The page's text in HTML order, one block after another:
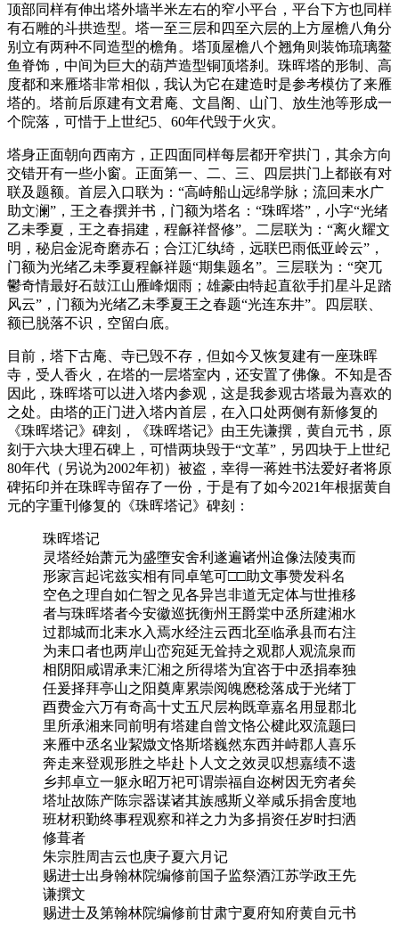
顶部同样有伸出塔外墙半米左右的窄小平台，平台下方也同样
有石雕的斗拱造型。塔一至三层和四至六层的上方屋檐八角分
别立有两种不同造型的檐角。塔顶屋檐八个翘角则装饰琉璃鳌
鱼脊饰，中间为巨大的葫芦造型铜顶塔刹。珠晖塔的形制、高
度都和来雁塔非常相似，我认为它在建造时是参考模仿了来雁
塔的。塔前后原建有文君庵、文昌阁、山门、放生池等形成一
个院落，可惜于上世纪5、60年代毁于火灾。
塔身正面朝向西南方，正四面同样每层都开窄拱门，其余方向
交错开有一些小窗。正面第一、二、三、四层拱门上都嵌有对
联及题额。首层入口联为：“高峙船山远绵学脉；流回耒水广
助文澜”，王之春撰并书，门额为塔名：“珠晖塔”，小字“光绪
乙未季夏，王之春捐建，程龢祥督修”。二层联为：“离火耀文
明，秘启金泥奇磨赤石；合江汇纨绮，远联巴雨低亚岭云”，
门额为光绪乙未季夏程龢祥题“期集题名”。三层联为：“突兀
鬱奇情最好石鼓江山雁峰烟雨；雄豪由特起直欲手扪星斗足踏
风云”，门额为光绪乙未季夏王之春题“光连东井”。四层联、
额已脱落不识，空留白底。
目前，塔下古庵、寺已毁不存，但如今又恢复建有一座珠晖
寺，受人香火，在塔的一层塔室内，还安置了佛像。不知是否
因此，珠晖塔可以进入塔内参观，这是我参观古塔最为喜欢的
之处。由塔的正门进入塔内首层，在入口处两侧有新修复的
《珠晖塔记》碑刻，《珠晖塔记》由王先谦撰，黄自元书，原
刻于六块大理石碑上，可惜两块毁于“文革”，另四块于上世纪
80年代（另说为2002年初）被盗，幸得一蒋姓书法爱好者将原
碑拓印并在珠晖寺留存了一份，于是有了如今2021年根据黄自
元的字重刊修复的《珠晖塔记》碑刻：
珠晖塔记
灵塔经始萧元为盛墮安舍利遂遍诸州迨像法陵夷而
形家言起诧兹实相有同卓笔可□□助文事赞发科名
空色之理自如仁智之见各异岂非道无定体与世推移
者与珠晖塔者今安徽巡抚衡州王爵棠中丞所建湘水
过郡城而北耒水入焉水经注云西北至临承县而右注
为耒口者也两岸山峦宛延无耸持之观郡人观流泉而
相阴阳咸谓承耒汇湘之所得塔为宜咨于中丞捐奉独
任爰择拜亭山之阳奠庳累崇阅魄㦄稔落成于光绪丁
酉费金六万有奇高十丈五尺层构既章嘉名用显郡北
里所承湘来同前明有塔建自曾文恪公楗此双流题曰
来雁中丞名业絜媺文恪斯塔巍然东西并峙郡人喜乐
奔走来登观形胜之毕赴卜人文之效灵叹想嘉绩不遗
乡邦卓立一躯永昭万祀可谓崇福自迩树因无穷者矣
塔址故陈产陈宗器谋诸其族感斯义举咸乐捐舍度地
班材积勤终事程观察和祥之力为多捐资任岁时扫洒
修葺者
朱宗胜周吉云也庚子夏六月记
赐进士出身翰林院编修前国子监祭酒江苏学政王先
谦撰文
赐进士及第翰林院编修前甘肃宁夏府知府黄自元书